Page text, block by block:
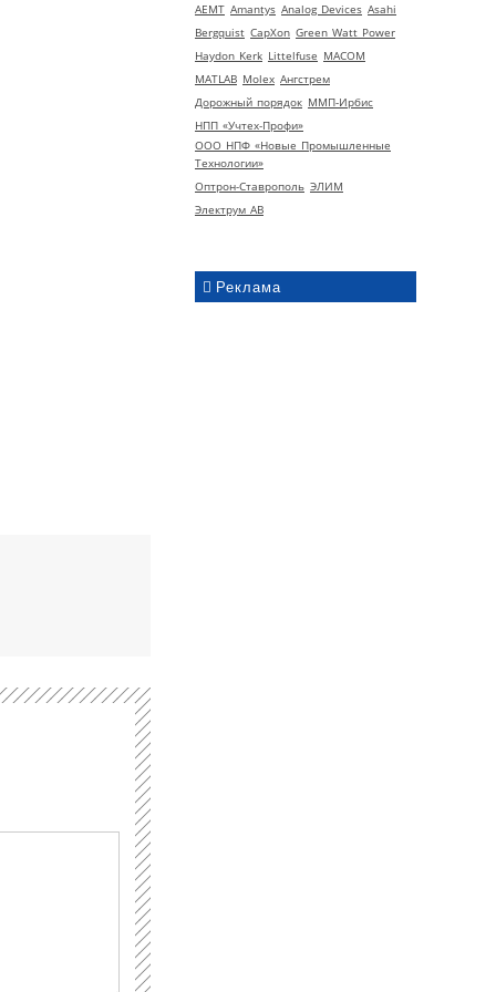
AEMT Amantys Analog Devices Asahi
Bergquist CapXon Green Watt Power
Haydon Kerk Littelfuse MACOM
MATLAB Molex Ангстрем
Дорожный порядок ММП-Ирбис
НПП «Учтех-Профи»
ООО НПФ «Новые Промышленные
Технологии»
Оптрон-Ставрополь ЭЛИМ
Электрум АВ
Реклама